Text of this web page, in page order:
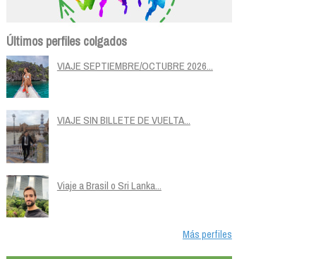
Últimos perfiles colgados
VIAJE SEPTIEMBRE/OCTUBRE 2026...
VIAJE SIN BILLETE DE VUELTA...
Viaje a Brasil o Sri Lanka...
Más perfiles